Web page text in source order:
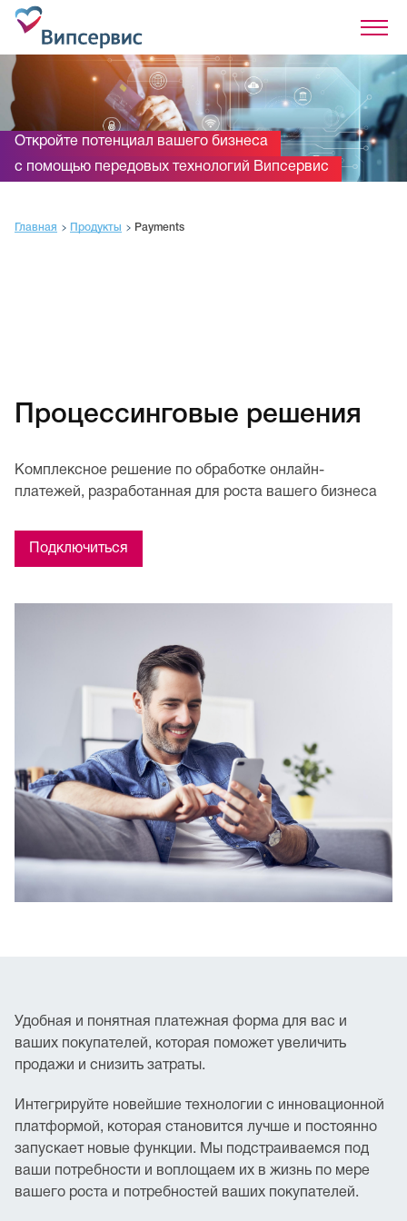
Решения
Разработчикам
О компании
Оплата QR-кодом (СБП)
Откройте потенциал вашего бизнеса
с помощью передовых технологий Випсервис
Главная Продукты Payments
Процессинговые решения
Комплексное решение по обработке онлайн-
платежей, разработанная для роста вашего бизнеса
Подключиться
Удобная и понятная платежная форма для вас и
ваших покупателей, которая поможет увеличить
продажи и снизить затраты.
Интегрируйте новейшие технологии с инновационной
платформой, которая становится лучше и постоянно
запускает новые функции. Мы подстраиваемся под
ваши потребности и воплощаем их в жизнь по мере
вашего роста и потребностей ваших покупателей.